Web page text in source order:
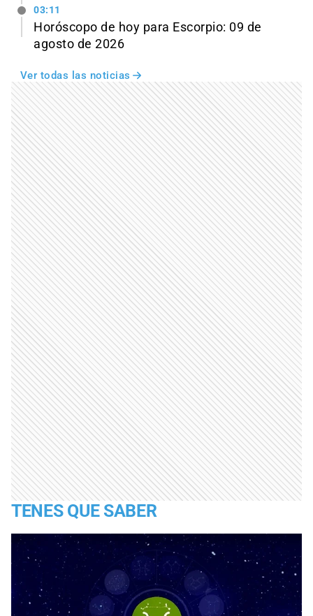
03:11
Horóscopo de hoy para Escorpio: 09 de
agosto de 2026
Ver todas las noticias
TENES QUE SABER